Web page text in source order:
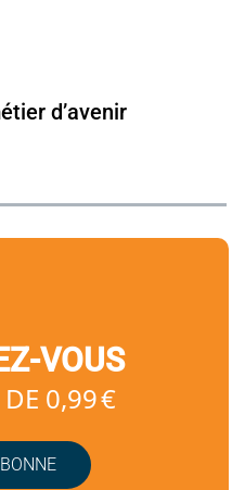
d’avenir
VOUS
DE 0,99 €